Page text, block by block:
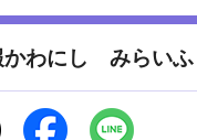
かわにし みらい